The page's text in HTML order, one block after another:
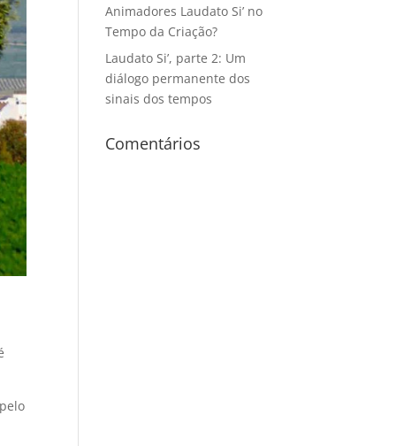
Animadores Laudato Si’ no
Tempo da Criação?
Laudato Si’, parte 2: Um
diálogo permanente dos
sinais dos tempos
Comentários